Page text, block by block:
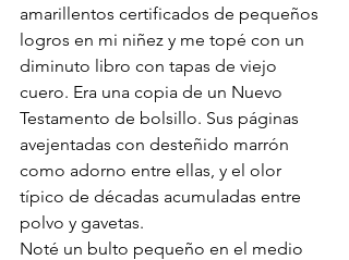
amarillentos certificados de pequeños
logros en mi niñez y me topé con un
diminuto libro con tapas de viejo
cuero. Era una copia de un Nuevo
Testamento de bolsillo. Sus páginas
avejentadas con desteñido marrón
como adorno entre ellas, y el olor
típico de décadas acumuladas entre
polvo y gavetas.
Noté un bulto pequeño en el medio